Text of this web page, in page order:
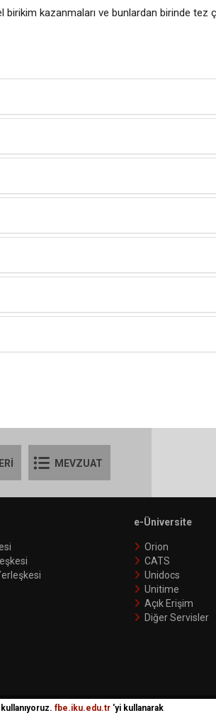
kazanmaları ve bunlardan birinde tez
MEVZUAT
e-Üniversite
Orion
CATS
Unidocs
Unitime
Açık Erişim
Diğer Servisler
fbe.iku.edu.tr 'yi kullanarak